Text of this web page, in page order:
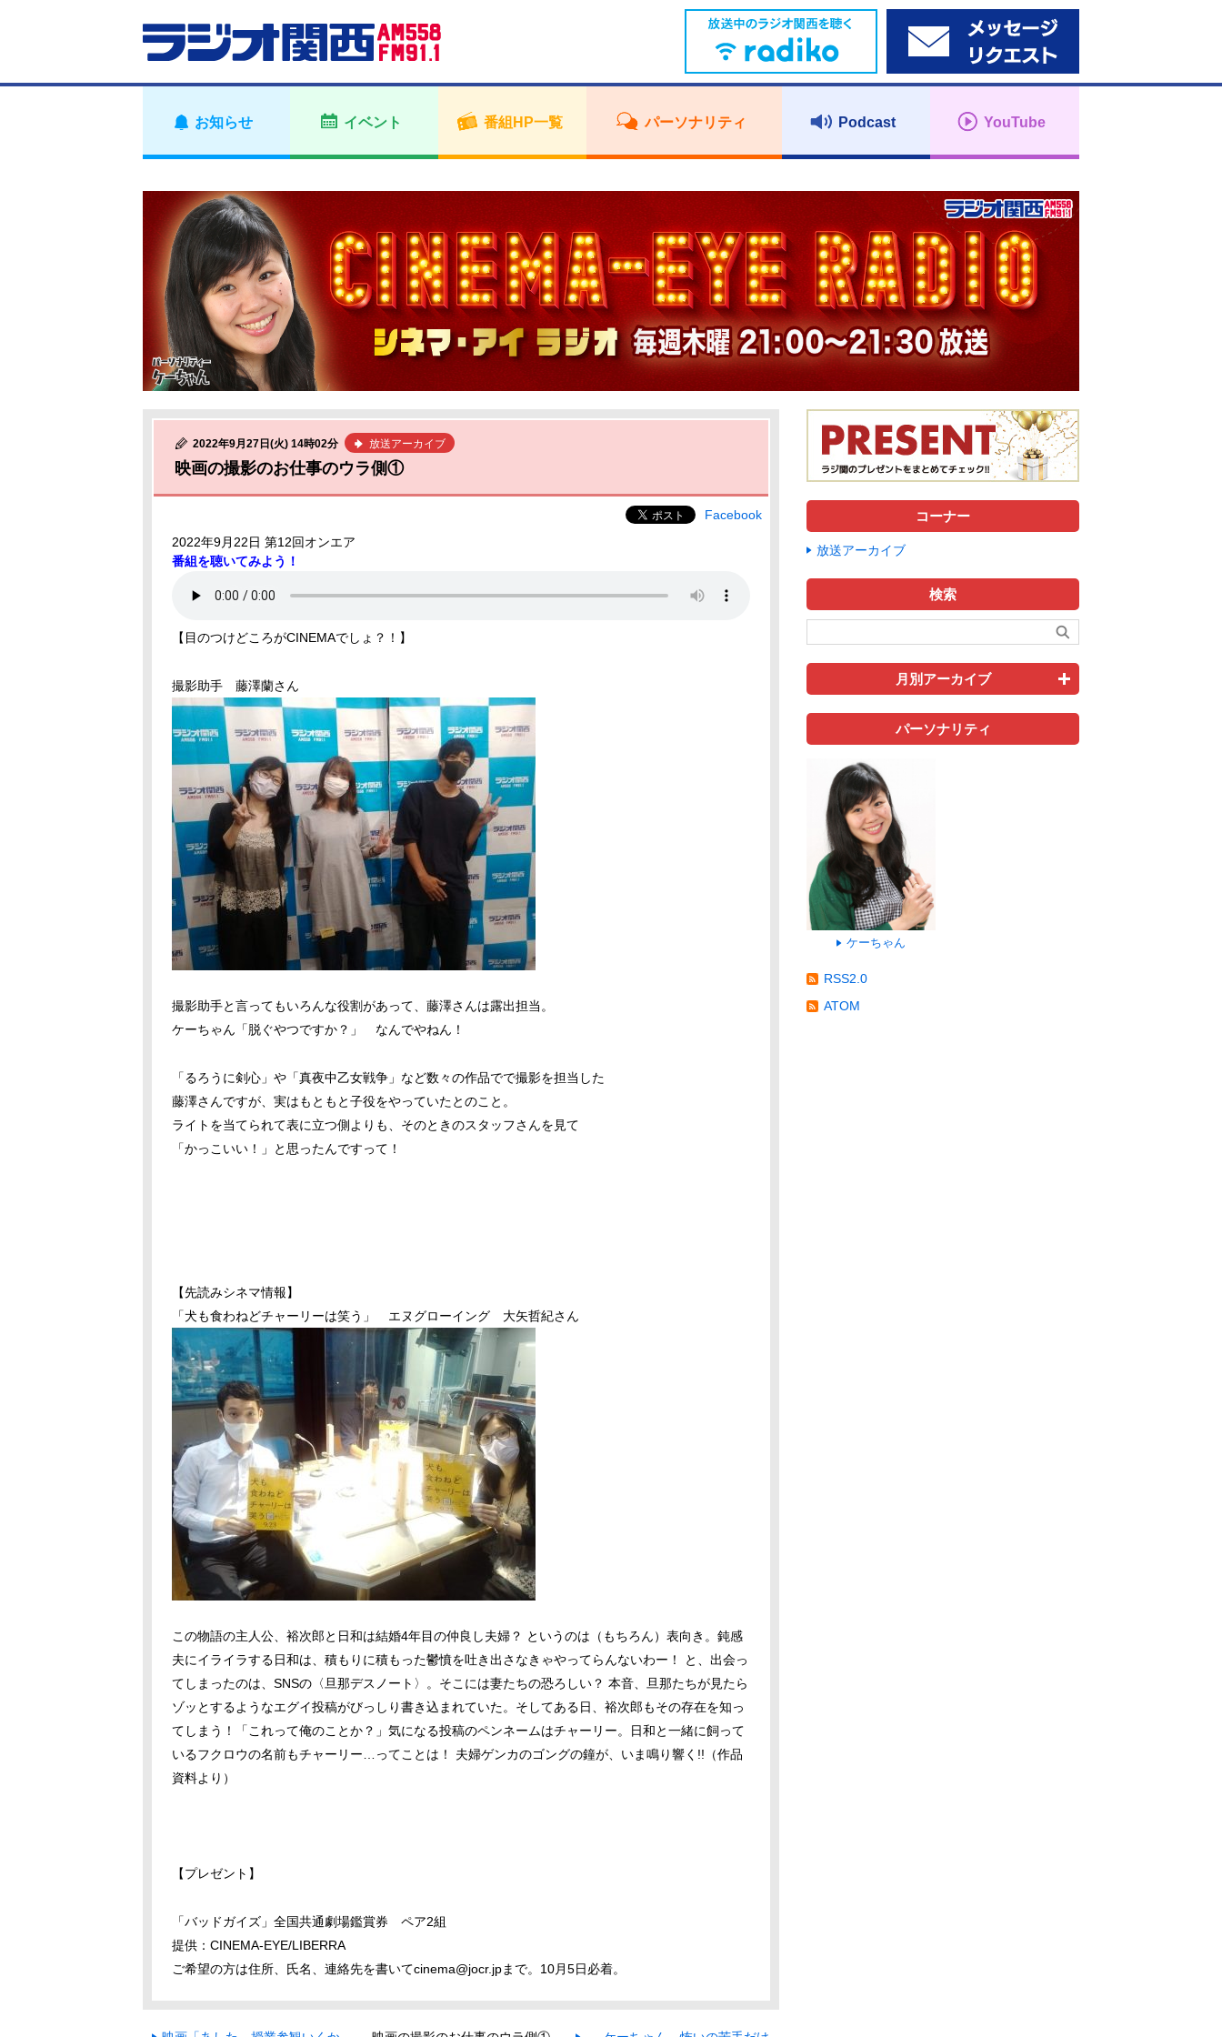
お知らせ イベント 番組HP一覧 パーソナリティ Podcast YouTube
2022年9月27日(火) 14時02分 放送アーカイブ
映画の撮影のお仕事のウラ側①
Facebook
2022年9月22日 第12回オンエア
番組を聴いてみよう！
【目のつけどころがCINEMAでしょ？！】
撮影助手 藤澤蘭さん
撮影助手と言ってもいろんな役割があって、藤澤さんは露出担当。
ケーちゃん「脱ぐやつですか？」 なんでやねん！
「るろうに剣心」や「真夜中乙女戦争」など数々の作品でで撮影を担当した
藤澤さんですが、実はもともと子役をやっていたとのこと。
ライトを当てられて表に立つ側よりも、そのときのスタッフさんを見て
「かっこいい！」と思ったんですって！
【先読みシネマ情報】
「犬も食わねどチャーリーは笑う」 エヌグローイング 大矢哲紀さん
この物語の主人公、裕次郎と日和は結婚4年目の仲良し夫婦？ というのは（もちろん）表向き。鈍感
夫にイライラする日和は、積もりに積もった鬱憤を吐き出さなきゃやってらんないわー！ と、出会っ
てしまったのは、SNSの〈旦那デスノート〉。そこには妻たちの恐ろしい？ 本音、旦那たちが見たら
ゾッとするようなエグイ投稿がびっしり書き込まれていた。そしてある日、裕次郎もその存在を知っ
てしまう！「これって俺のことか？」気になる投稿のペンネームはチャーリー。日和と一緒に飼って
いるフクロウの名前もチャーリー…ってことは！ 夫婦ゲンカのゴングの鐘が、いま鳴り響く!!（作品
資料より）
【プレゼント】
「バッドガイズ 」全国共通劇場鑑賞券 ペア2組
提供：CINEMA-EYE/LIBERRA
ご希望の方は住所、氏名、連絡先を書いてcinema@jocr.jpまで。10月5日必着。
コーナー
放送アーカイブ
検索
月別アーカイブ
パーソナリティ
ケーちゃん
RSS2.0
ATOM